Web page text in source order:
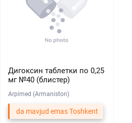
Дигоксин таблетки по 0,25
мг №40 (блистер)
Arpimed (Armaniston)
da mavjud emas Toshkent